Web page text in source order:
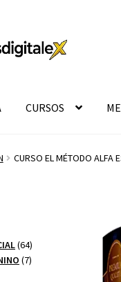
CURSOS
CURSO EL MÉTODO ALFA
6464
productos
77